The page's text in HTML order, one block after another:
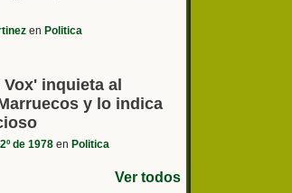
en Politica
inquieta al
y lo indica
de 1978 en Politica
Ver todos